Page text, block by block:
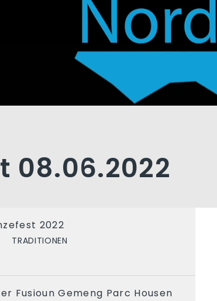
08.06.2022
2022
TRADITIONEN
Fusioun Gemeng Parc Housen